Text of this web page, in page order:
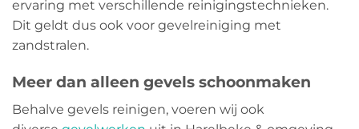
ervaring met verschillende reinigingstechnieken.
Dit geldt dus ook voor gevelreiniging met
zandstralen.
Meer dan alleen gevels schoonmaken
Behalve gevels reinigen, voeren wij ook